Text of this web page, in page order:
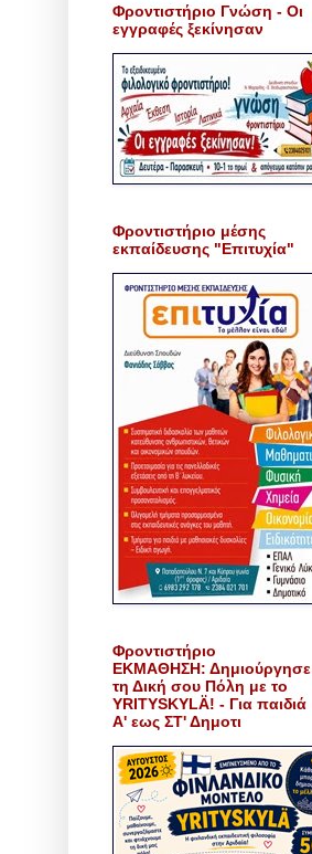
Φροντιστήριο Γνώση - Οι
εγγραφές ξεκίνησαν
Φροντιστήριο μέσης
εκπαίδευσης "Επιτυχία"
Φροντιστήριο
ΕΚΜΑΘΗΣΗ: Δημιούργησε
τη Δική σου Πόλη με το
YRITYSKYLÄ! - Για παιδιά
Α' εως ΣΤ' Δημοτι